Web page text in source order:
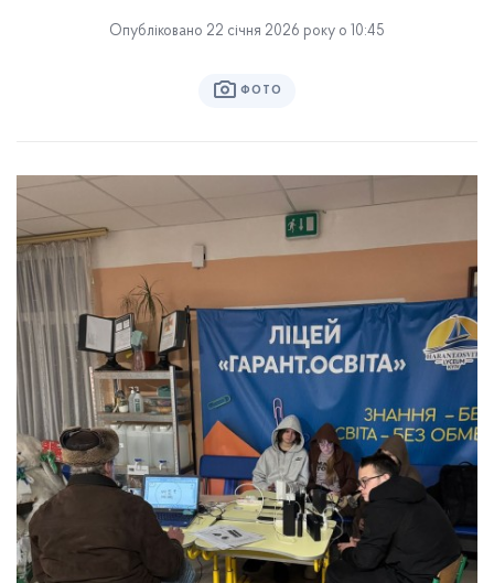
Опубліковано 22 січня 2026 року о 10:45
ФОТО